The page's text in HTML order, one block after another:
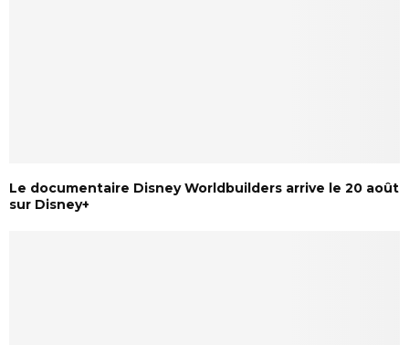
Le documentaire Disney Worldbuilders arrive le 20 août
sur Disney+